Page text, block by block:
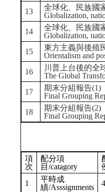
13
全球化、民族國
Globalization,
14
全球化、民族國
Globalization,
15
東方主義與後殖
Orientalism and
16
川普上台後的全
The Global
17
期末分組報告(1)
Final Grouping
18
期末分組報告(2)
Final Grouping
項
次
配分項
目/catagory
1
平時成
績/Asssignments